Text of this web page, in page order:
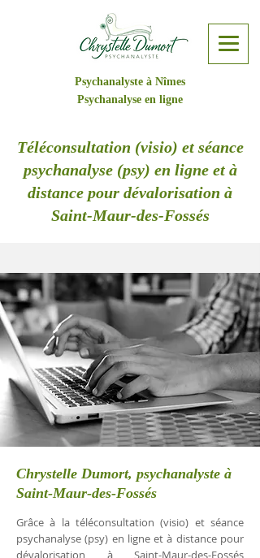
Psychanalyste à Nîmes
Psychanalyse en ligne
Téléconsultation (visio) et séance
psychanalyse (psy) en ligne et à
distance pour dévalorisation à
Saint-Maur-des-Fossés
Chrystelle Dumort, psychanalyste à
Saint-Maur-des-Fossés
Grâce à la téléconsultation (visio) et séance
psychanalyse (psy) en ligne et à distance pour
dévalorisation à Saint-Maur-des-Fossés